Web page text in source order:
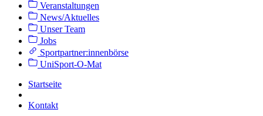
Veranstaltungen
News/Aktuelles
Unser Team
Jobs
Sportpartner:innenbörse
UniSport-O-Mat
Startseite
Kontakt